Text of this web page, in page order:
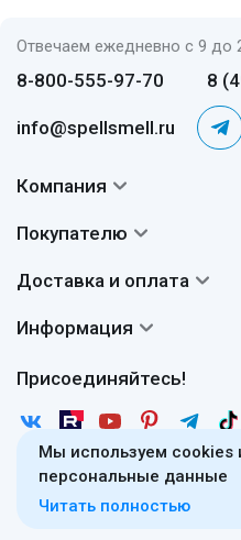
Мы используем cookies
персональные данные
Читать полностью
Отвечаем ежедневно с 9 до
8-800-555-97-70 8
info@spellsmell.ru
Поделиться в
Присоединяйтесь!
Компания
Авторы
Сертификаты
Покупателю
Вопросы и ответы
Отзывы
Рассылка
Доставка и оплата
Доставка
Возврат
Информация
Пользовательское
Защита персональных данных
Правила продажи товаров